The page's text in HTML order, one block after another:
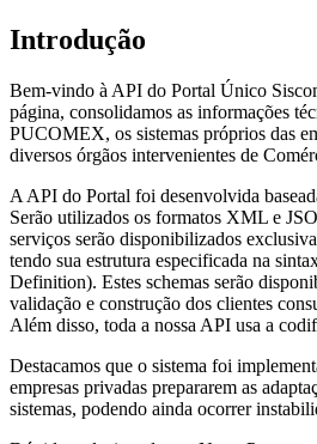
Introdução
Bem-vindo à API do Portal Único
página, consolidamos as informações
PUCOMEX, os sistemas próprios das
diversos órgãos intervenientes de
A API do Portal foi desenvolvida
Serão utilizados os formatos XML e
serviços serão disponibilizados
tendo sua estrutura especificada na
Definition). Estes schemas serão
validação e construção dos clientes
Além disso, toda a nossa API usa a
Destacamos que o sistema foi
empresas privadas prepararem as
sistemas, podendo ainda ocorrer